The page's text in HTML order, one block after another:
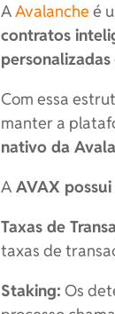
AAvalanche é
contratos
personalizadas
Com essa
manter a
nativo da
A AVAX
Taxas de
taxas de
Staking: Os